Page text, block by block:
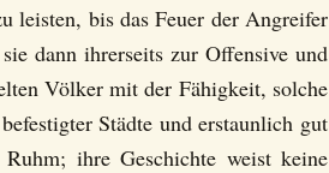
leisten, bis das Feuer der Angreifer
dann ihrerseits zur Offensive und
Völker mit der Fähigkeit, solche
Städte und erstaunlich gut
ihre Geschichte weist keine